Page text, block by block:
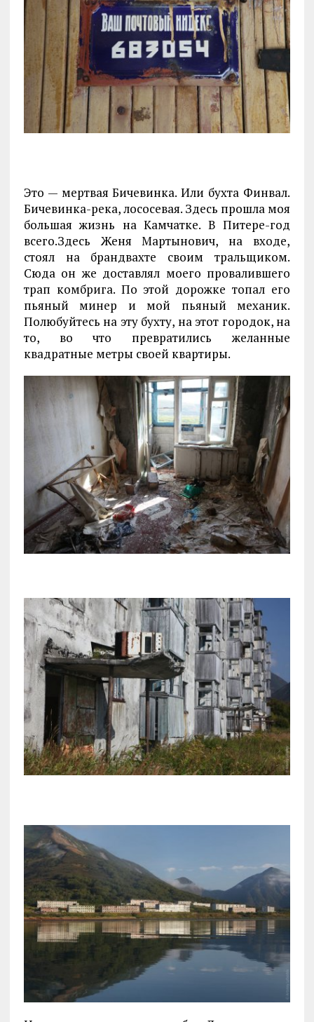
Это — мертвая Бичевинка. Или бухта Финвал.
Бичевинка-река, лососевая. Здесь прошла моя
большая жизнь на Камчатке. В Питере-год
всего.Здесь Женя Мартынович, на входе,
стоял на брандвахте своим тральщиком.
Сюда он же доставлял моего провалившего
трап комбрига. По этой дорожке топал его
пьяный минер и мой пьяный механик.
Полюбуйтесь на эту бухту, на этот городок, на
то, во что превратились желанные
квадратные метры своей квартиры.